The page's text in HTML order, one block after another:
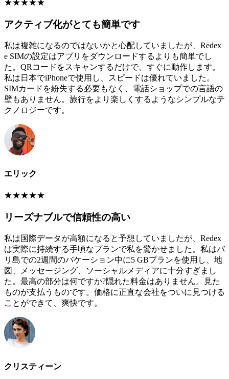
★★★★★
アクティブ化がとても簡単です
私は複雑になるのではないかと心配していましたが、Redex
e SIMの設定はアプリをダウンロードするよりも簡単でし
た。QRコードをスキャンするだけで、すぐに動作します。
私は日本でiPhoneで使用し、スピードは優れていました。
SIMカードを紛失する必要もなく、電話ショップでの言語の
壁もありません。旅行をより楽しくするようなシンプルなテ
クノロジーです。
エリック
★★★★★
リーズナブルで信頼性の高い
私は国際データが高額になると予想していましたが、Redex
は実際に持続する手頃なプランで私を驚かせました。私はバ
リ島での2週間のバケーション中に5 GBプランを使用し、地
図、メッセージング、ソーシャルメディアに十分すぎまし
た。最高の部分は何ですか?隠れた料金はありません。見た
ものが支払うものです。価格に正直な会社をついに見つける
ことができて、爽快です。
クリスティーン